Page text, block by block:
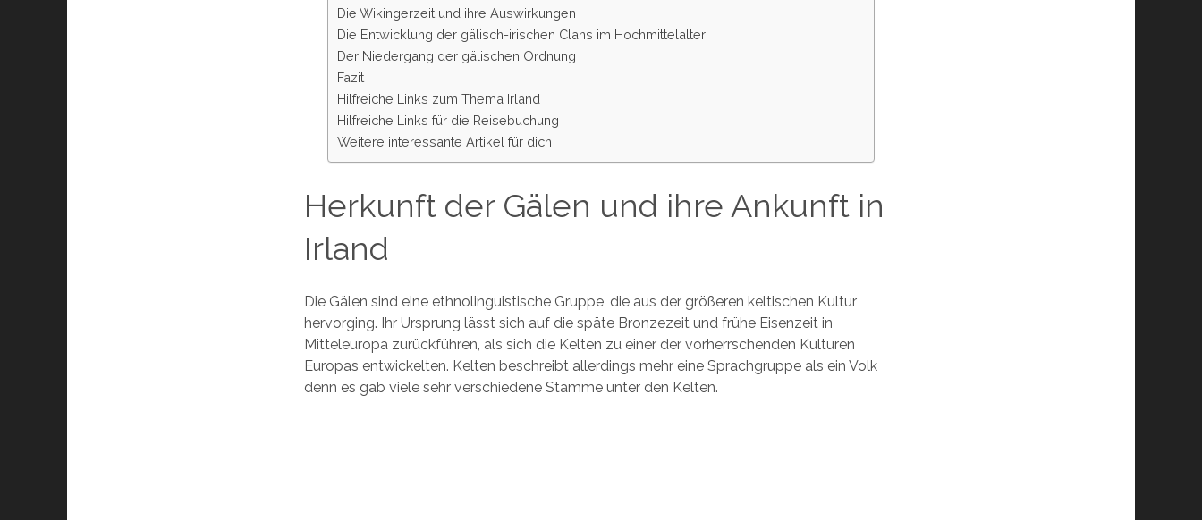
Die Wikingerzeit und ihre Auswirkungen
Die Entwicklung der gälisch-irischen Clans im Hochmittelalter
Der Niedergang der gälischen Ordnung
Fazit
Hilfreiche Links zum Thema Irland
Hilfreiche Links für die Reisebuchung
Weitere interessante Artikel für dich
Herkunft der Gälen und ihre Ankunft in
Irland
Die Gälen sind eine ethnolinguistische Gruppe, die aus der größeren keltischen Kultur
hervorging. Ihr Ursprung lässt sich auf die späte Bronzezeit und frühe Eisenzeit in
Mitteleuropa zurückführen, als sich die Kelten zu einer der vorherrschenden Kulturen
Europas entwickelten. Kelten beschreibt allerdings mehr eine Sprachgruppe als ein Volk
denn es gab viele sehr verschiedene Stämme unter den Kelten.